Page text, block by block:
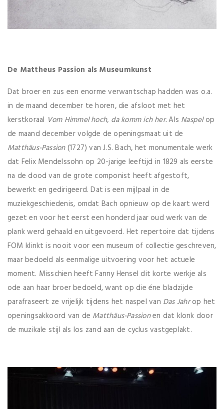
De Mattheus Passion als Museumkunst
Dat broer en zus een enorme verwantschap hadden was o.a.
in de maand december te horen, die afsloot met het
kerstkoraal Vom Himmel hoch, da komm ich her.Als Naspelop
de maand december volgde de openingsmaat uit de
Matthäus-Passion(1727) van J.S. Bach, het monumentale werk
dat Felix Mendelssohn op 20-jarige leeftijd in 1829 als eerste
na de dood van de grote componist heeft afgestoft,
bewerkt en gedirigeerd. Dat is een mijlpaal in de
muziekgeschiedenis, omdat Bach opnieuw op de kaart werd
gezet en voor het eerst een honderd jaar oud werk van de
plank werd gehaald en uitgevoerd. Het repertoire dat tijdens
FOM klinkt is nooit voor een museum of collectie geschreven,
maar bedoeld als eenmalige uitvoering voor het actuele
moment. Misschien heeft Fanny Hensel dit korte werkje als
ode aan haar broer bedoeld, want op die éne bladzijde
parafraseert ze vrijelijk tijdens het naspel van Das Jahrop het
openingsakkoord van de Matthäus-Passionen dat klonk door
de muzikale stijl als los zand aan de cyclus vastgeplakt.